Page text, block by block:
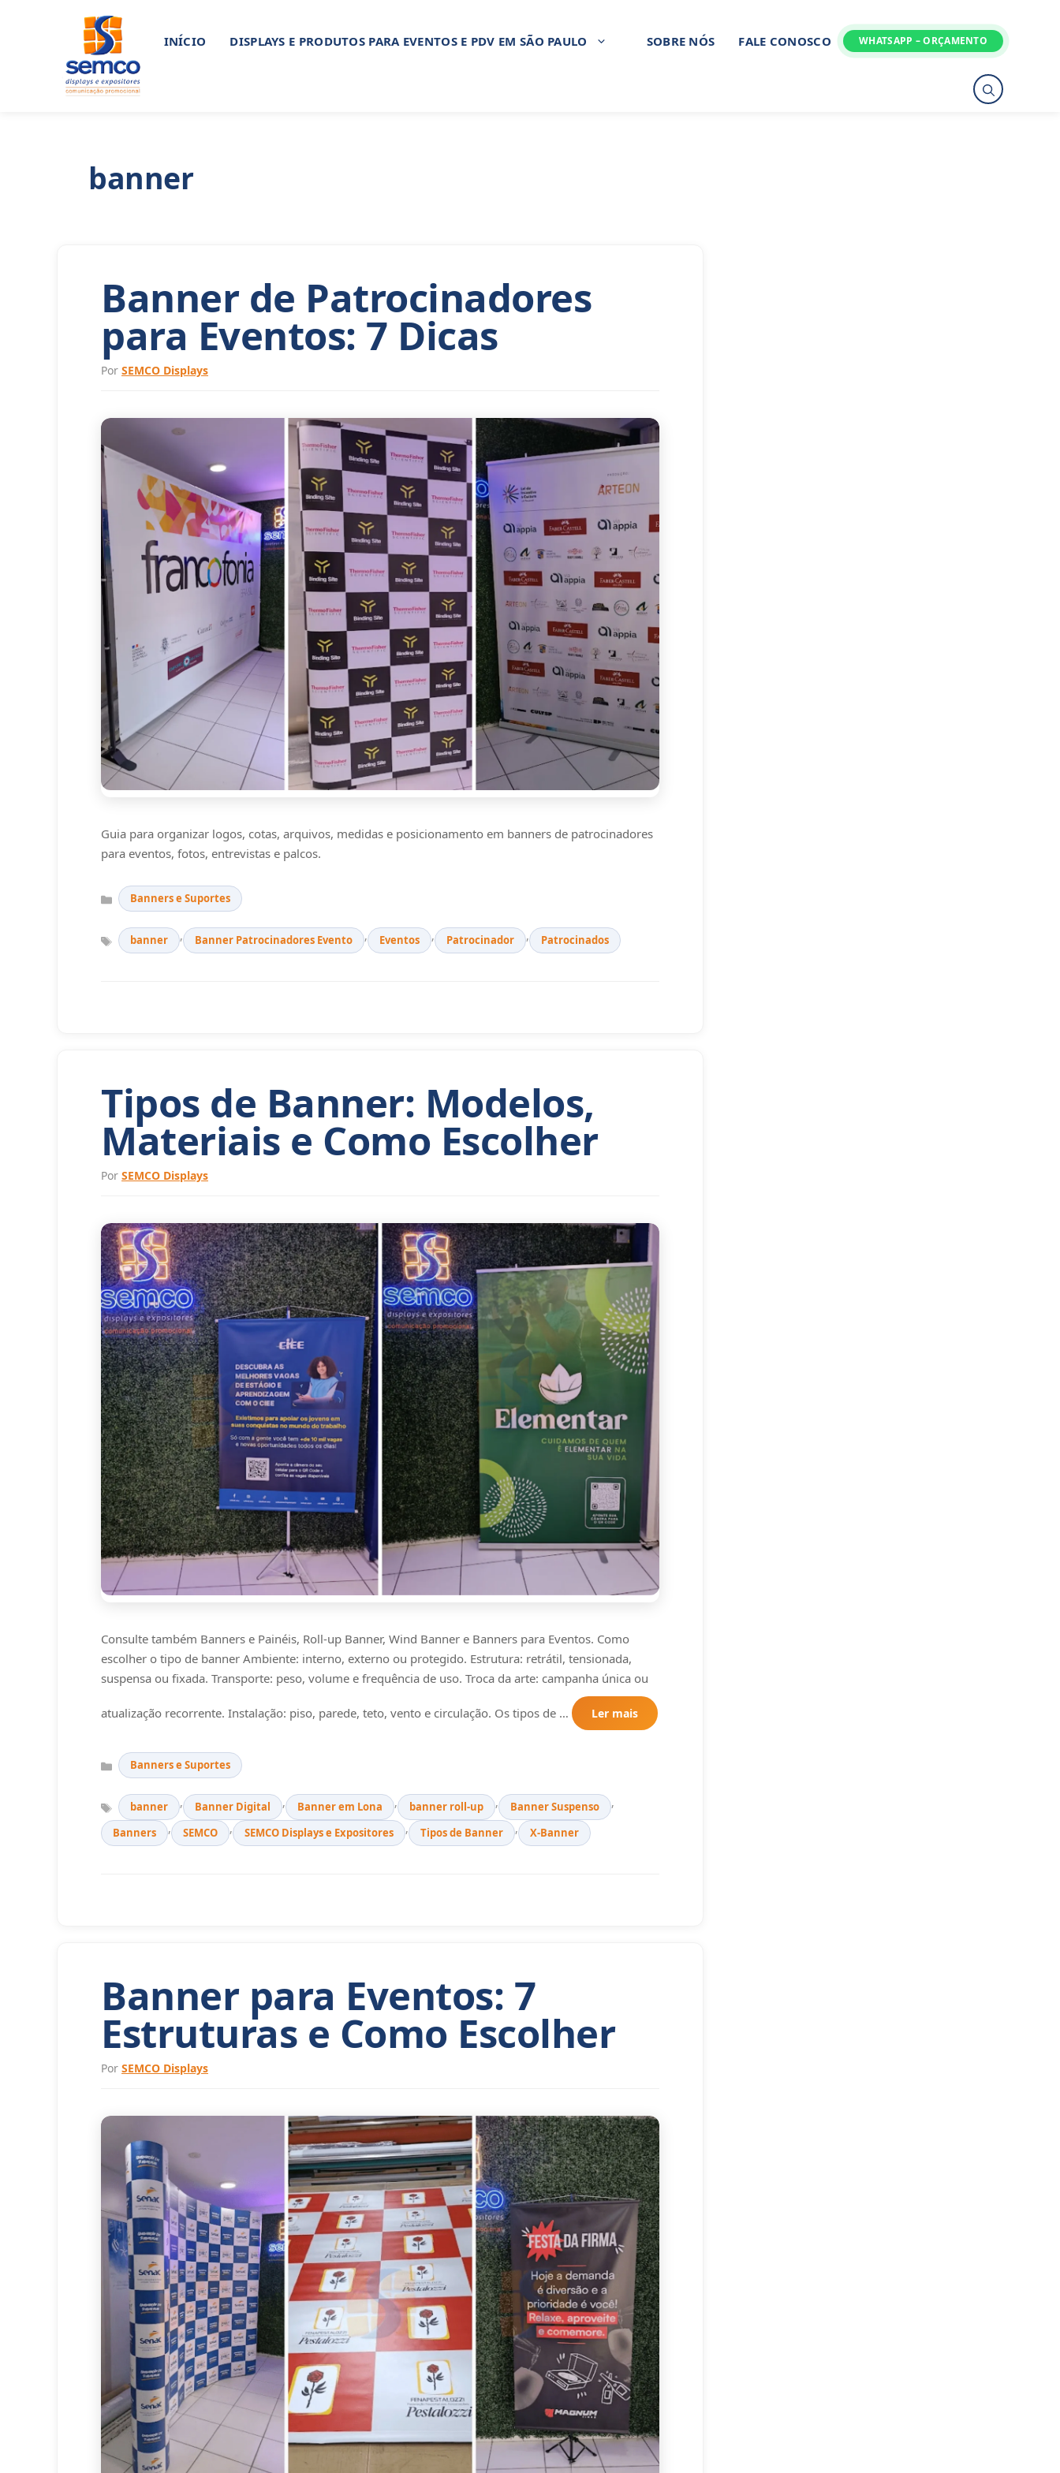
INÍCIO DISPLAYS E PRODUTOS PARA EVENTOS E PDV EM SÃO PAULO SOBRE NÓS FALE CONOSCO WHATSAPP – ORÇAMENTO
banner
Banner de Patrocinadores
para Eventos: 7 Dicas
Por SEMCO Displays
Guia para organizar logos, cotas, arquivos, medidas e posicionamento em banners de patrocinadores
para eventos, fotos, entrevistas e palcos.
CategoriasBanners e Suportes
Tags banner , Banner Patrocinadores Evento , Eventos , Patrocinador , Patrocinados
Tipos de Banner: Modelos,
Materiais e Como Escolher
Por SEMCO Displays
Consulte também Banners e Painéis, Roll-up Banner, Wind Banner e Banners para Eventos. Como
escolher o tipo de banner Ambiente: interno, externo ou protegido. Estrutura: retrátil, tensionada,
suspensa ou fixada. Transporte: peso, volume e frequência de uso. Troca da arte: campanha única ou
atualização recorrente. Instalação: piso, parede, teto, vento e circulação. Os tipos de … Ler mais
CategoriasBanners e Suportes
Tags banner , Banner Digital , Banner em Lona , banner roll-up , Banner Suspenso ,
Banners , SEMCO , SEMCO Displays e Expositores , Tipos de Banner , X-Banner
Banner para Eventos: 7
Estruturas e Como Escolher
Por SEMCO Displays